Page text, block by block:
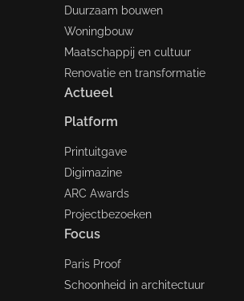
Duurzaam bouwen
Woningbouw
Maatschappij en cultuur
Renovatie en transformatie
Actueel
Platform
Printuitgave
Digimazine
ARC Awards
Projectbezoeken
Focus
Paris Proof
Schoonheid in architectuur